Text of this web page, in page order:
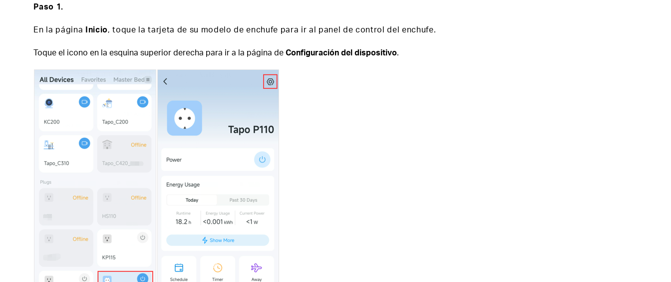
Paso 1.
En la página Inicio, toque la tarjeta de su modelo de enchufe para ir al panel de control del enchufe.
Toque el icono en la esquina superior derecha para ir a la página deConfiguración del dispositivo.